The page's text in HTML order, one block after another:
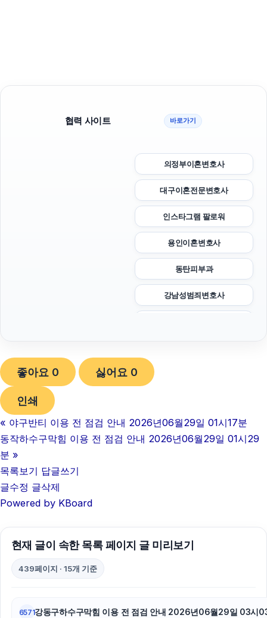
협력 사이트 바로가기
의정부이혼변호사
대구이혼전문변호사
인스타그램 팔로워
용인이혼변호사
동탄피부과
강남성범죄변호사
인스타 좋아요
인천탐정사무소
좋아요 0 싫어요 0
인쇄
« 야구반티 이용 전 점검 안내 2026년06월29일 01시17분
동작하수구막힘 이용 전 점검 안내 2026년06월29일 01시29
분 »
목록보기 답글쓰기
글수정 글삭제
Powered by KBoard
현재 글이 속한 목록 페이지 글 미리보기
439페이지 · 15개 기준
6571강동구하수구막힘 이용 전 점검 안내 2026년06월29일 03시